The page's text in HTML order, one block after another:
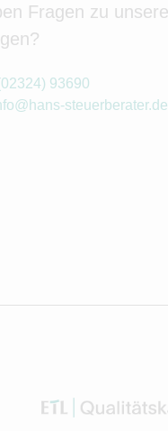
Fragen zu
93690
steuerberater.de